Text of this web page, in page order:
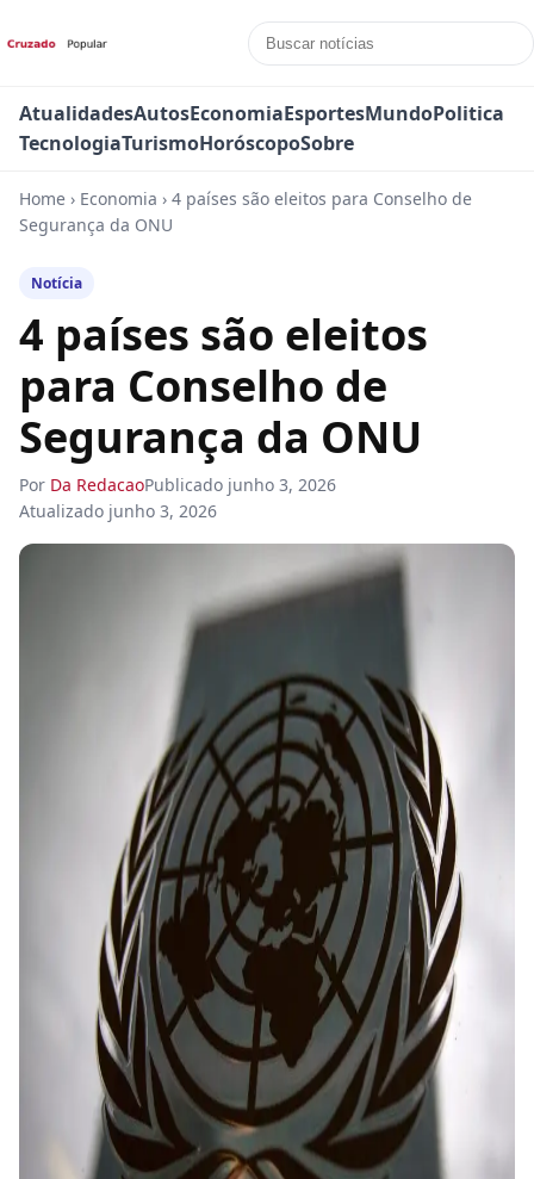
AtualidadesAutosEconomiaEsportesMundoPolitica
TecnologiaTurismoHoróscopoSobre
Home › Economia › 4 países são eleitos para Conselho de
Segurança da ONU
Notícia
4 países são eleitos
para Conselho de
Segurança da ONU
Por Da RedacaoPublicado junho 3, 2026
Atualizado junho 3, 2026